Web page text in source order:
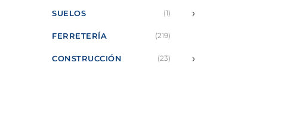
SUELOS (1) ›
FERRETERÍA (219)
CONSTRUCCIÓN (23) ›